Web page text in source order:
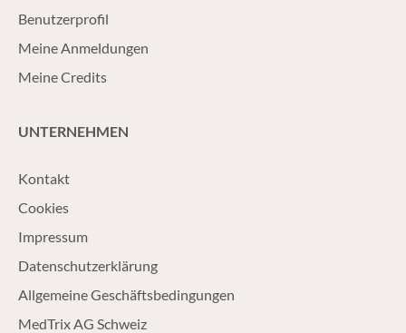
Benutzerprofil
Meine Anmeldungen
Meine Credits
UNTERNEHMEN
Kontakt
Cookies
Impressum
Datenschutzerklärung
Allgemeine Geschäftsbedingungen
MedTrix AG Schweiz